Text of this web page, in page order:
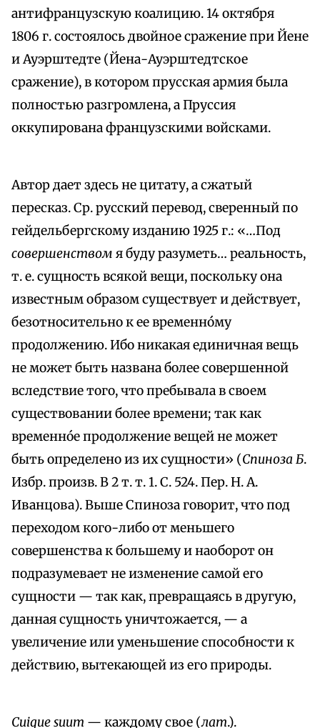
антифранцузскую коалицию. 14 октября
1806 г. состоялось двойное сражение при Йене
и Ауэрштедте (Йена-Ауэрштедтское
сражение), в котором прусская армия была
полностью разгромлена, а Пруссия
оккупирована французскими войсками.
Автор дает здесь не цитату, а сжатый
пересказ. Ср. русский перевод, сверенный по
гейдельбергскому изданию 1925 г.: «…Под
совершенством я буду разуметь… реальность,
т. е. сущность всякой вещи, поскольку она
известным образом существует и действует,
безотносительно к ее временнóму
продолжению. Ибо никакая единичная вещь
не может быть названа более совершенной
вследствие того, что пребывала в своем
существовании более времени; так как
временнóе продолжение вещей не может
быть определено из их сущности» (Спиноза Б.
Избр. произв. В 2 т. т. 1. С. 524. Пер. Н. А.
Иванцова). Выше Спиноза говорит, что под
переходом кого-либо от меньшего
совершенства к большему и наоборот он
подразумевает не изменение самой его
сущности — так как, превращаясь в другую,
данная сущность уничтожается, — а
увеличение или уменьшение способности к
действию, вытекающей из его природы.
Сuique suum — каждому свое (лат.).